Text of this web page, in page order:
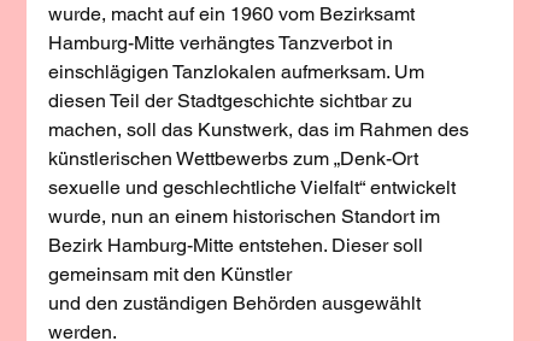
wurde, macht auf ein 1960 vom Bezirksamt
Hamburg-Mitte verhängtes Tanzverbot in
einschlägigen Tanzlokalen aufmerksam. Um
diesen Teil der Stadtgeschichte sichtbar zu
machen, soll das Kunstwerk, das im Rahmen des
künstlerischen Wettbewerbs zum „Denk-Ort
sexuelle und geschlechtliche Vielfalt“ entwickelt
wurde, nun an einem historischen Standort im
Bezirk Hamburg-Mitte entstehen. Dieser soll
gemeinsam mit den Künstler
und den zuständigen Behörden ausgewählt
werden.